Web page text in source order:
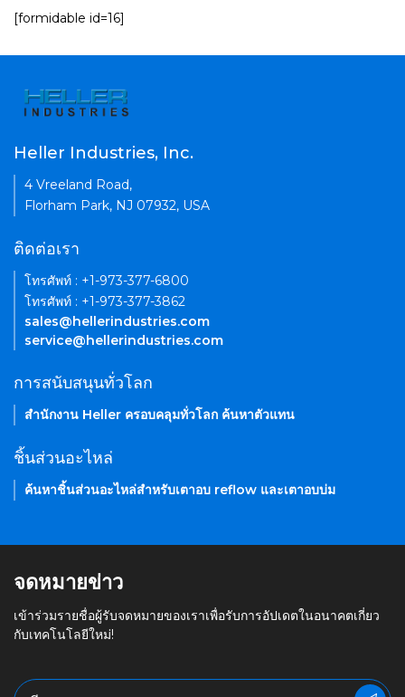
[formidable id=16]
Heller Industries, Inc.
4 Vreeland Road,
Florham Park, NJ 07932, USA
ติดต่อเรา
โทรศัพท์ : +1-973-377-6800
โทรศัพท์ : +1-973-377-3862
sales@hellerindustries.com
service@hellerindustries.com
การสนับสนุนทั่วโลก
สำนักงาน Heller ครอบคลุมทั่วโลก ค้นหาตัวแทน
ชิ้นส่วนอะไหล่
ค้นหาชิ้นส่วนอะไหล่สำหรับเตาอบ reflow และเตาอบบ่ม
จดหมายข่าว
เข้าร่วมรายชื่อผู้รับจดหมายของเราเพื่อรับการอัปเดตในอนาคตเกี่ยว
กับเทคโนโลยีใหม่!